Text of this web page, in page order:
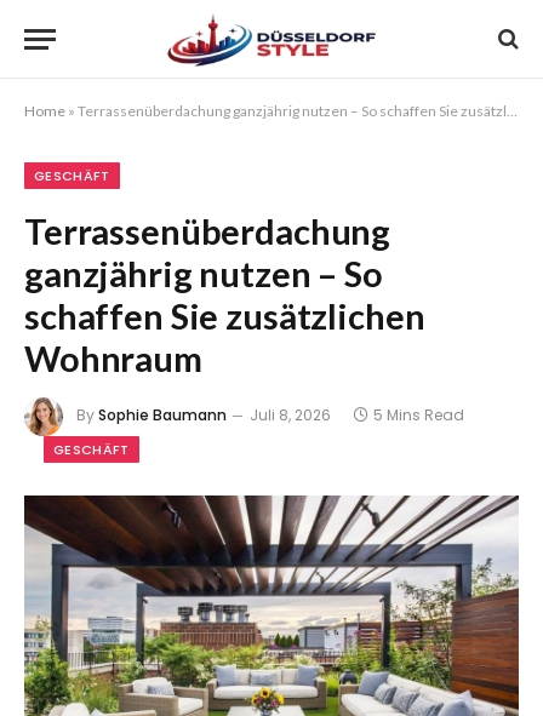
Home » Terrassenüberdachung ganzjährig nutzen – So schaffen Sie zusätzlichen Wohnraum
GESCHÄFT
Terrassenüberdachung
ganzjährig nutzen – So
schaffen Sie zusätzlichen
Wohnraum
BySophie Baumann Juli 8, 2026 5 Mins Read
GESCHÄFT